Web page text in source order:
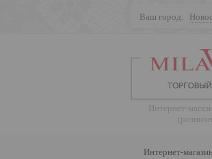
Ваш город:
Интернет-
Интернет-